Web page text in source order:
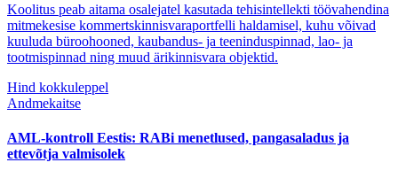
Koolitus peab aitama osalejatel kasutada tehisintellekti töövahendina
mitmekesise kommertskinnisvaraportfelli haldamisel, kuhu võivad
kuuluda büroohooned, kaubandus- ja teeninduspinnad, lao- ja
tootmispinnad ning muud ärikinnisvara objektid.
Hind kokkuleppel
Andmekaitse
AML-kontroll Eestis: RABi menetlused, pangasaladus ja
ettevõtja valmisolek